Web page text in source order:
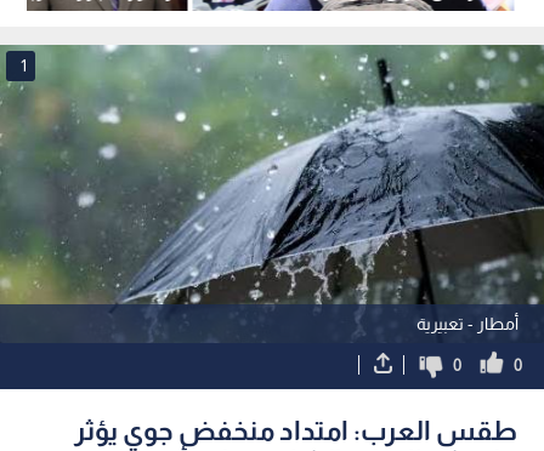
والعقبة
أمطار - تعبيرية
1
0
0
طقس العرب: امتداد منخفض جوي يؤثر